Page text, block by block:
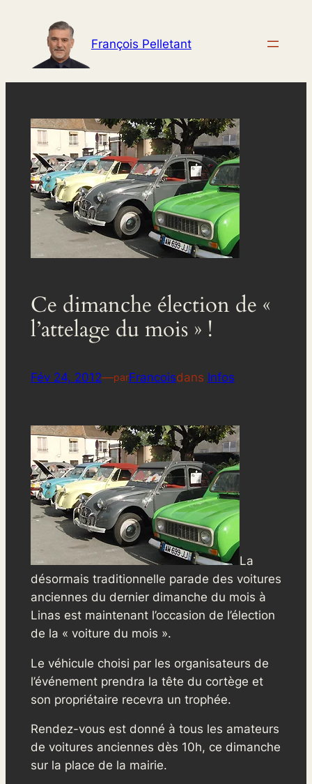
contenu
François Pelletant
Ce dimanche élection de «
l’attelage du mois » !
Fév 24, 2012—parFrancoisdans Infos
La
désormais traditionnelle parade des voitures
anciennes du dernier dimanche du mois à
Linas est maintenant l’occasion de l’élection
de la « voiture du mois ».
Le véhicule choisi par les organisateurs de
l’événement prendra la tête du cortège et
son propriétaire recevra un trophée.
Rendez-vous est donné à tous les amateurs
de voitures anciennes dès 10h, ce dimanche
sur la place de la mairie.